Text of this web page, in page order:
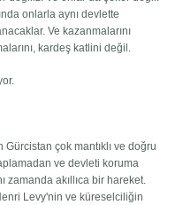
onlarla aynı devlette
Ve kazanmalarını
kardeş katlini değil.
Gürcistan çok mantıklı ve doğru
ve devleti koruma
zamanda akıllıca bir hareket.
Levy'nin ve küreselciliğin